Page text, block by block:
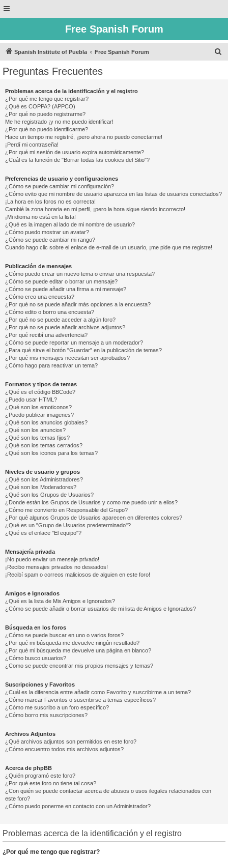
Free Spanish Forum
Spanish Institute of Puebla Free Spanish Forum
Preguntas Frecuentes
Problemas acerca de la identificación y el registro
¿Por qué me tengo que registrar?
¿Qué es COPPA? (APPCO)
¿Por qué no puedo registrarme?
Me he registrado ¡y no me puedo identificar!
¿Por qué no puedo identificarme?
Hace un tiempo me registré, ¡pero ahora no puedo conectarme!
¡Perdí mi contraseña!
¿Por qué mi sesión de usuario expira automáticamente?
¿Cuál es la función de "Borrar todas las cookies del Sitio"?
Preferencias de usuario y configuraciones
¿Cómo se puede cambiar mi configuración?
¿Cómo evito que mi nombre de usuario aparezca en las listas de usuarios conectados?
¡La hora en los foros no es correcta!
Cambié la zona horaria en mi perfil, ¡pero la hora sigue siendo incorrecto!
¡Mi idioma no está en la lista!
¿Qué es la imagen al lado de mi nombre de usuario?
¿Cómo puedo mostrar un avatar?
¿Cómo se puede cambiar mi rango?
Cuando hago clic sobre el enlace de e-mail de un usuario, ¡me pide que me registre!
Publicación de mensajes
¿Cómo puedo crear un nuevo tema o enviar una respuesta?
¿Cómo se puede editar o borrar un mensaje?
¿Cómo se puede añadir una firma a mi mensaje?
¿Cómo creo una encuesta?
¿Por qué no se puede añadir más opciones a la encuesta?
¿Cómo edito o borro una encuesta?
¿Por qué no se puede acceder a algún foro?
¿Por qué no se puede añadir archivos adjuntos?
¿Por qué recibí una advertencia?
¿Cómo se puede reportar un mensaje a un moderador?
¿Para qué sirve el botón "Guardar" en la publicación de temas?
¿Por qué mis mensajes necesitan ser aprobados?
¿Cómo hago para reactivar un tema?
Formatos y tipos de temas
¿Qué es el código BBCode?
¿Puedo usar HTML?
¿Qué son los emoticonos?
¿Puedo publicar imagenes?
¿Qué son los anuncios globales?
¿Qué son los anuncios?
¿Qué son los temas fijos?
¿Qué son los temas cerrados?
¿Qué son los iconos para los temas?
Niveles de usuario y grupos
¿Qué son los Administradores?
¿Qué son los Moderadores?
¿Qué son los Grupos de Usuarios?
¿Donde están los Grupos de Usuarios y como me puedo unir a ellos?
¿Cómo me convierto en Responsable del Grupo?
¿Por qué algunos Grupos de Usuarios aparecen en diferentes colores?
¿Qué es un "Grupo de Usuarios predeterminado"?
¿Qué es el enlace "El equipo"?
Mensajería privada
¡No puedo enviar un mensaje privado!
¡Recibo mensajes privados no deseados!
¡Recibí spam o correos maliciosos de alguien en este foro!
Amigos e Ignorados
¿Qué es la lista de Mis Amigos e Ignorados?
¿Cómo se puede añadir o borrar usuarios de mi lista de Amigos e Ignorados?
Búsqueda en los foros
¿Cómo se puede buscar en uno o varios foros?
¿Por qué mi búsqueda me devuelve ningún resultado?
¿Por qué mi búsqueda me devuelve una página en blanco?
¿Cómo busco usuarios?
¿Como se puede encontrar mis propios mensajes y temas?
Suscripciones y Favoritos
¿Cuál es la diferencia entre añadir como Favorito y suscribirme a un tema?
¿Cómo marcar Favoritos o suscribirse a temas específicos?
¿Cómo me suscribo a un foro específico?
¿Cómo borro mis suscripciones?
Archivos Adjuntos
¿Qué archivos adjuntos son permitidos en este foro?
¿Cómo encuentro todos mis archivos adjuntos?
Acerca de phpBB
¿Quién programó este foro?
¿Por qué este foro no tiene tal cosa?
¿Con quién se puede contactar acerca de abusos o usos ilegales relacionados con
este foro?
¿Cómo puedo ponerme en contacto con un Administrador?
Problemas acerca de la identificación y el registro
¿Por qué me tengo que registrar?